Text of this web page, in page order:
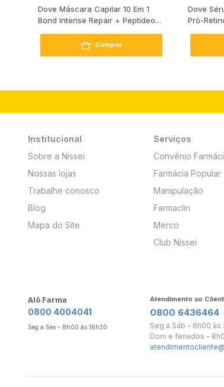
Dove Máscara Capilar 10 Em 1
Bond Intense Repair + Peptídeo
Comprar
Dove
Pró-
Institucional
Sobre a Nissei
Nossas lojas
Trabalhe conosco
Blog
Mapa do Site
Serviços
Convênio
Farmácia Popular
Manipulação
Farmaclin
Merco
Club Nissei
Alô Farma
0800 4004041
Seg a Sex - 8h00 às 16h30
Atendimento ao
0800 6436464
Seg a Sáb - 8h00 às
Dom e feriados -